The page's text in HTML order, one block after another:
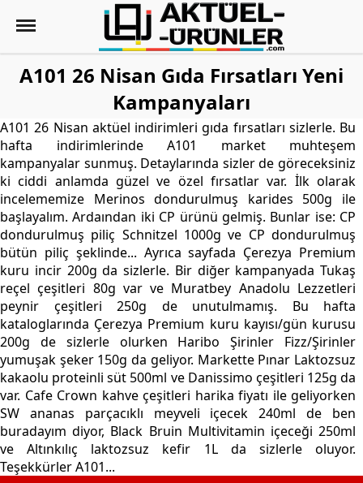
A101 26 Nisan Gıda Fırsatları Yeni
Kampanyaları
A101 26 Nisan aktüel indirimleri gıda fırsatları sizlerle. Bu
hafta indirimlerinde A101 market muhteşem
kampanyalar sunmuş. Detaylarında sizler de göreceksiniz
ki ciddi anlamda güzel ve özel fırsatlar var. İlk olarak
incelememize Merinos dondurulmuş karides 500g ile
başlayalım. Ardaından iki CP ürünü gelmiş. Bunlar ise: CP
dondurulmuş piliç Schnitzel 1000g ve CP dondurulmuş
bütün piliç şeklinde... Ayrıca sayfada Çerezya Premium
kuru incir 200g da sizlerle. Bir diğer kampanyada Tukaş
reçel çeşitleri 80g var ve Muratbey Anadolu Lezzetleri
peynir çeşitleri 250g de unutulmamış. Bu hafta
kataloglarında Çerezya Premium kuru kayısı/gün kurusu
200g de sizlerle olurken Haribo Şirinler Fizz/Şirinler
yumuşak şeker 150g da geliyor. Markette Pınar Laktozsuz
kakaolu proteinli süt 500ml ve Danissimo çeşitleri 125g da
var. Cafe Crown kahve çeşitleri harika fiyatı ile geliyorken
SW ananas parçacıklı meyveli içecek 240ml de ben
buradayım diyor, Black Bruin Multivitamin içeceği 250ml
ve Altınkılıç laktozsuz kefir 1L da sizlerle oluyor.
Teşekkürler A101...